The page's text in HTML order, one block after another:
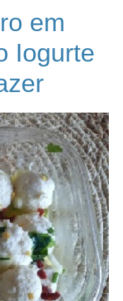
em
Iogurte